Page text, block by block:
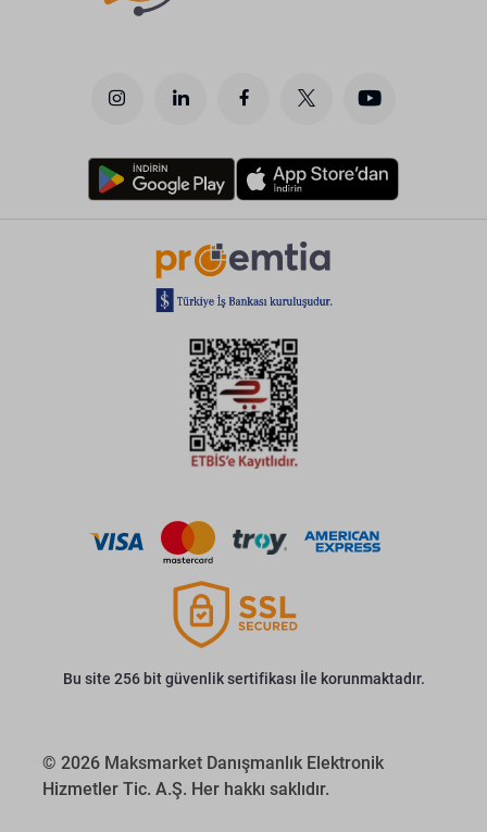
Bu site 256 bit güvenlik sertifikası İle korunmaktadır.
© 2026 Maksmarket Danışmanlık Elektronik
Hizmetler Tic. A.Ş. Her hakkı saklıdır.